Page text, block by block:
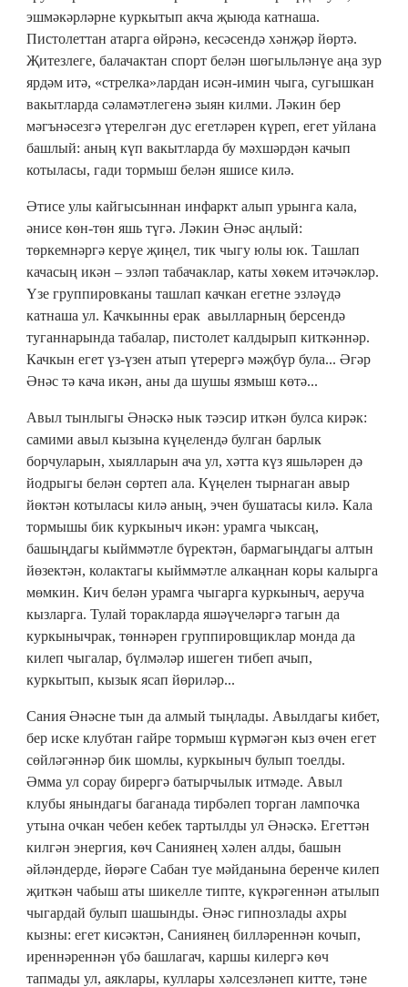
эшмәкәрләрне куркытып акча җыюда катнаша.
Пистолеттан атарга өйрәнә, кесәсендә хәнҗәр йөртә.
Җитезлеге, балачактан спорт белән шөгыльләнүе аңа зур
ярдәм итә, «стрелка»лардан исән-имин чыга, сугышкан
вакытларда сәламәтлегенә зыян килми. Ләкин бер
мәгънәсезгә үтерелгән дус егетләрен күреп, егет уйлана
башлый: аның күп вакытларда бу мәхшәрдән качып
котыласы, гади тормыш белән яшисе килә.
Әтисе улы кайгысыннан инфаркт алып урынга кала,
әнисе көн-төн яшь түгә. Ләкин Әнәс аңлый:
төркемнәргә керүе җиңел, тик чыгу юлы юк. Ташлап
качасың икән – эзләп табачаклар, каты хөкем итәчәкләр.
Үзе группировканы ташлап качкан егетне эзләүдә
катнаша ул. Качкынны ерак авылларның берсендә
туганнарында табалар, пистолет калдырып киткәннәр.
Качкын егет үз-үзен атып үтерергә мәҗбүр була... Әгәр
Әнәс тә кача икән, аны да шушы язмыш көтә...
Авыл тынлыгы Әнәскә нык тәэсир иткән булса кирәк:
самими авыл кызына күңелендә булган барлык
борчуларын, хыялларын ача ул, хәтта күз яшьләрен дә
йодрыгы белән сөртеп ала. Күңелен тырнаган авыр
йөктән котыласы килә аның, эчен бушатасы килә. Кала
тормышы бик куркыныч икән: урамга чыксаң,
башыңдагы кыйммәтле бүректән, бармагыңдагы алтын
йөзектән, колактагы кыйммәтле алкаңнан коры калырга
мөмкин. Кич белән урамга чыгарга куркыныч, аеруча
кызларга. Тулай торакларда яшәүчеләргә тагын да
куркынычрак, төннәрен группировщиклар монда да
килеп чыгалар, бүлмәләр ишеген тибеп ачып,
куркытып, кызык ясап йөриләр...
Сания Әнәсне тын да алмый тыңлады. Авылдагы кибет,
бер иске клубтан гайре тормыш күрмәгән кыз өчен егет
сөйләгәннәр бик шомлы, куркыныч булып тоелды.
Әмма ул сорау бирергә батырчылык итмәде. Авыл
клубы янындагы баганада тирбәлеп торган лампочка
утына очкан чебен кебек тартылды ул Әнәскә. Егеттән
килгән энергия, көч Саниянең хәлен алды, башын
әйләндерде, йөрәге Сабан туе мәйданына беренче килеп
җиткән чабыш аты шикелле типте, күкрәгеннән атылып
чыгардай булып шашынды. Әнәс гипнозлады ахры
кызны: егет кисәктән, Саниянең билләреннән кочып,
иреннәреннән үбә башлагач, каршы килергә көч
тапмады ул, аяклары, куллары хәлсезләнеп китте, тәне